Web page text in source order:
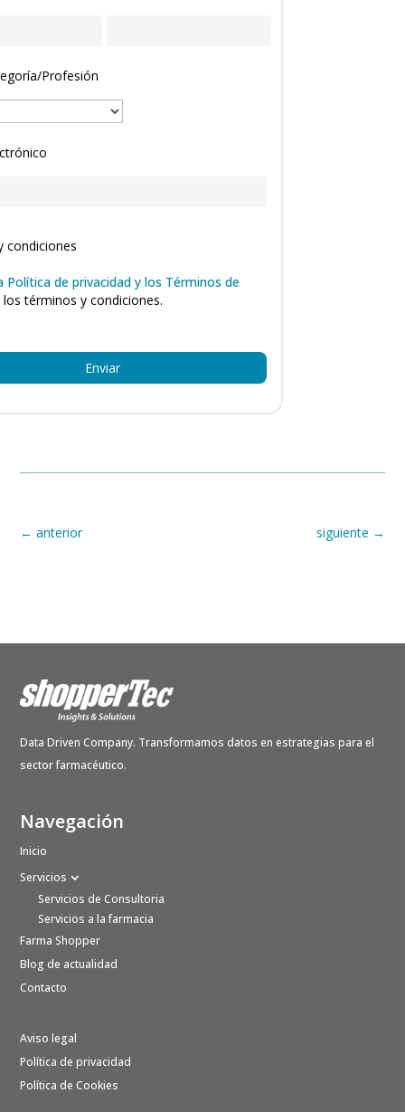
Profesión
condiciones
Política de privacidad y los Términos de
términos y condiciones.
Enviar
←anterior siguiente →
Data Driven Company. Transformamos datos en estrategias para el
sector farmacéutico.
Navegación
Inicio
Servicios
Servicios de Consultoria
Servicios a la farmacia
Farma Shopper
Blog de actualidad
Contacto
Aviso legal
Política de privacidad
Política de Cookies